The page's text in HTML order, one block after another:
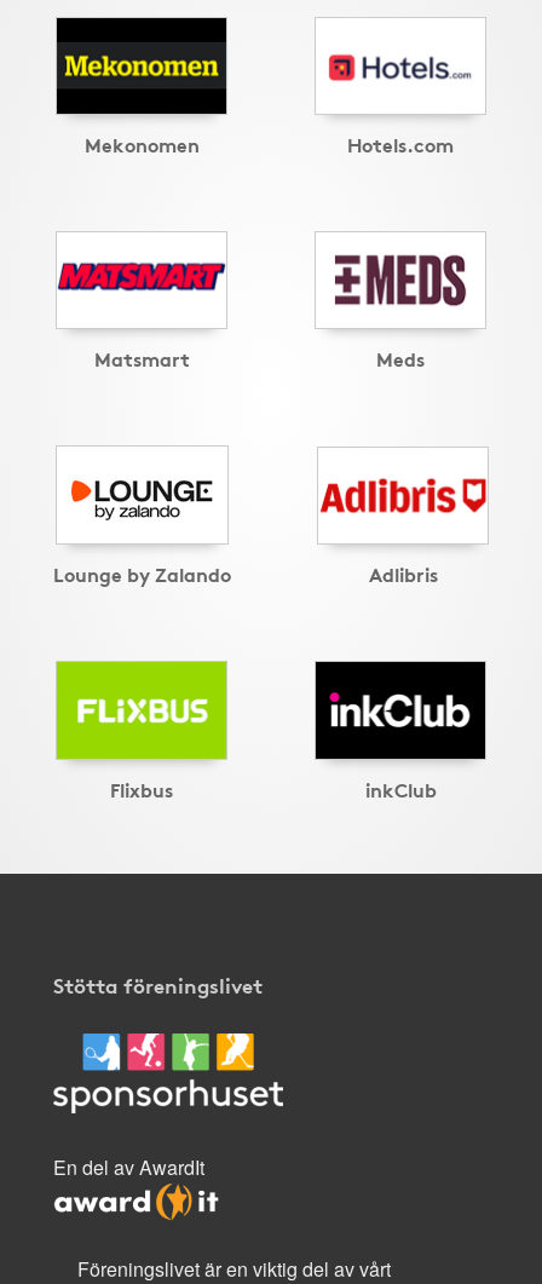
Mekonomen Hotels.com
Matsmart Meds
Lounge by Zalando Adlibris
Flixbus inkClub
Stötta föreningslivet
En del av AwardIt
Föreningslivet är en viktig del av vårt